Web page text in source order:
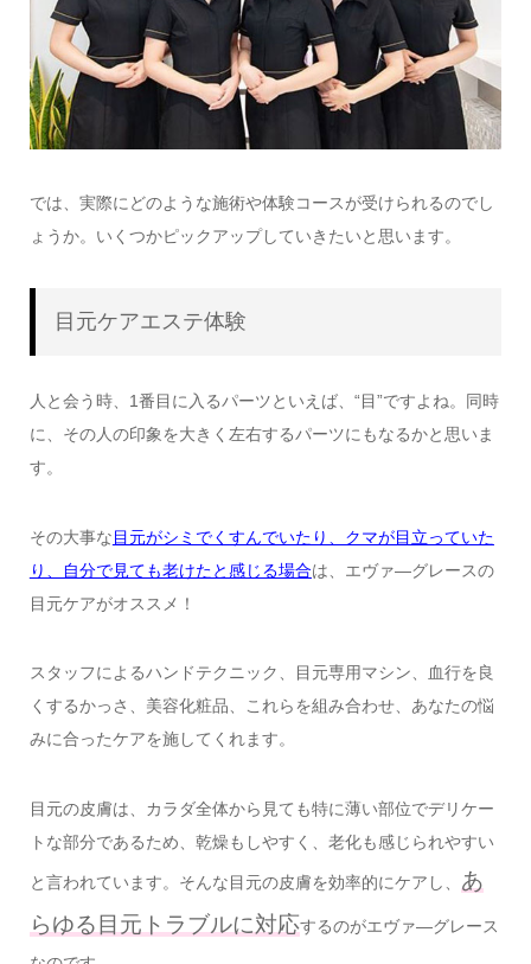
では、実際にどのような施術や体験コースが受けられるのでし
ょうか。いくつかピックアップしていきたいと思います。
目元ケアエステ体験
人と会う時、1番目に入るパーツといえば、“目”ですよね。同時
に、その人の印象を大きく左右するパーツにもなるかと思いま
す。
その大事な目元がシミでくすんでいたり、クマが目立っていた
り、自分で見ても老けたと感じる場合は、エヴァ―グレースの
目元ケアがオススメ！
スタッフによるハンドテクニック、目元専用マシン、血行を良
くするかっさ、美容化粧品、これらを組み合わせ、あなたの悩
みに合ったケアを施してくれます。
目元の皮膚は、カラダ全体から見ても特に薄い部位でデリケー
トな部分であるため、乾燥もしやすく、老化も感じられやすい
と言われています。そんな目元の皮膚を効率的にケアし、 あ
らゆる目元トラブルに対応するのがエヴァ―グレース